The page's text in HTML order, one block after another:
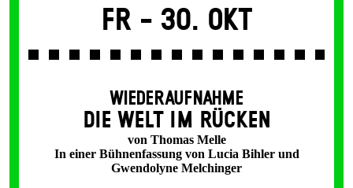
Fr - 30. Okt
WIEDERAUFNAHME
DIE WELT IM RÜCKEN
von Thomas Melle
In einer Bühnenfassung von Lucia Bihler und
Gwendolyne Melchinger